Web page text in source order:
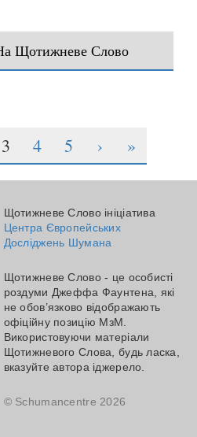
3 4 5 › »
Щотижневе Слово ініціатива
Досліджень Шумана
Щотижневе Слово - це особисті
роздуми Джеффа Фаунтена, які
не обов’язково відображають
офіційну позицію МзМ.
Використовуючи матеріали
вказуйте автора іджерело.